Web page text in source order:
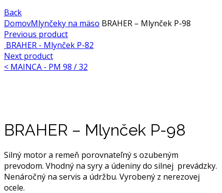
Back
DomovMlynčeky na mäso BRAHER – Mlynček P-98
Previous product
BRAHER - Mlynček P-82
Next product
< MAINCA - PM 98 / 32
BRAHER – Mlynček P-98
Silný motor a remeň porovnateľný s ozubeným
prevodom. Vhodný na syry a údeniny do silnej prevádzky.
Nenáročný na servis a údržbu. Vyrobený z nerezovej
ocele.